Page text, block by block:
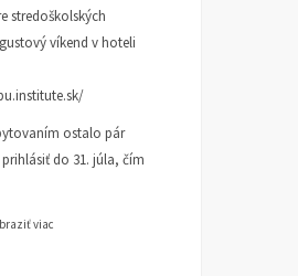
stredoškolských
víkend v hoteli
ostalo pár
do 31. júla, čím
viac